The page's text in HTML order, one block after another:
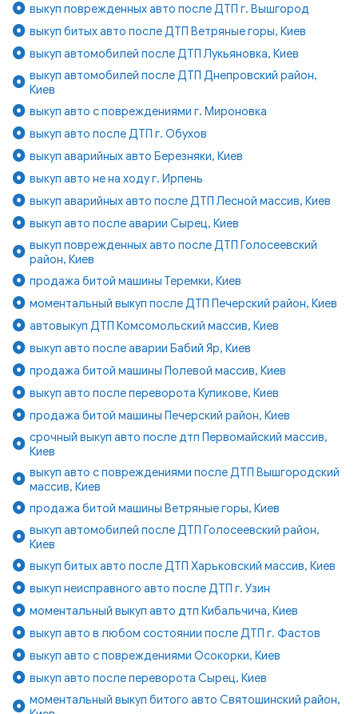
выкуп поврежденных авто после ДТП г. Вышгород
выкуп битых авто после ДТП Ветряные горы, Киев
выкуп автомобилей после ДТП Лукьяновка, Киев
выкуп автомобилей после ДТП Днепровский район,
Киев
выкуп авто с повреждениями г. Мироновка
выкуп авто после ДТП г. Обухов
выкуп аварийных авто Березняки, Киев
выкуп авто не на ходу г. Ирпень
выкуп аварийных авто после ДТП Лесной массив, Киев
выкуп авто после аварии Сырец, Киев
выкуп поврежденных авто после ДТП Голосеевский
район, Киев
продажа битой машины Теремки, Киев
моментальный выкуп после ДТП Печерский район, Киев
автовыкуп ДТП Комсомольский массив, Киев
выкуп авто после аварии Бабий Яр, Киев
продажа битой машины Полевой массив, Киев
выкуп авто после переворота Куликове, Киев
продажа битой машины Печерский район, Киев
срочный выкуп авто после дтп Первомайский массив,
Киев
выкуп авто с повреждениями после ДТП Вышгородский
массив, Киев
продажа битой машины Ветряные горы, Киев
выкуп автомобилей после ДТП Голосеевский район,
Киев
выкуп битых авто после ДТП Харьковский массив, Киев
выкуп неисправного авто после ДТП г. Узин
моментальный выкуп авто дтп Кибальчича, Киев
выкуп авто в любом состоянии после ДТП г. Фастов
выкуп авто с повреждениями Осокорки, Киев
выкуп авто после переворота Сырец, Киев
моментальный выкуп битого авто Святошинский район,